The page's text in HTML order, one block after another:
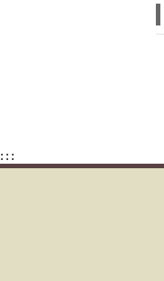
:::